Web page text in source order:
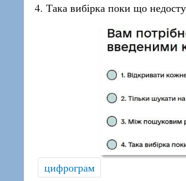
4. Така вибірка поки що
цифрограм